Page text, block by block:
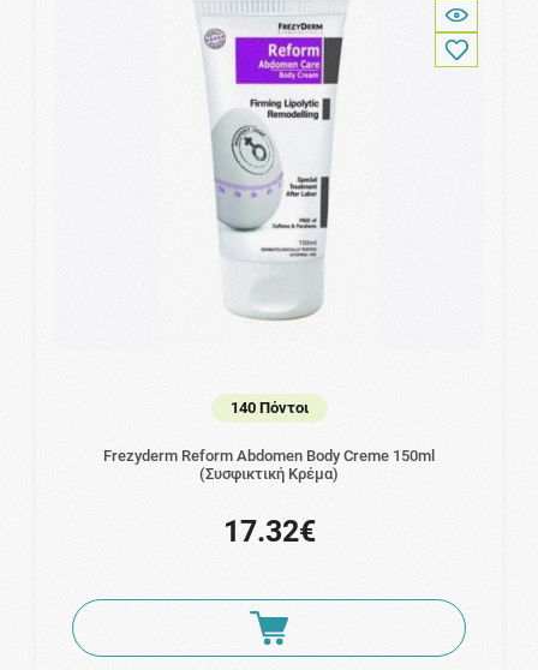
140 Πόντοι
Frezyderm Reform Abdomen Body Creme 150ml
(Συσφικτική Κρέμα)
17.32€